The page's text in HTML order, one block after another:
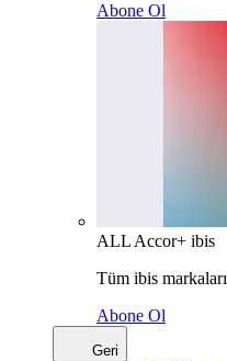
Abone Ol
ALL Accor+ ibis
Tüm ibis
Abone Ol
Geri